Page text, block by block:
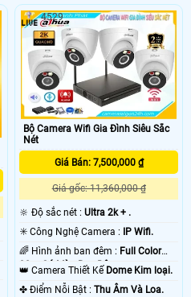
Bộ Camera Wifi Gia Đình Siêu Sắc
Nét
Giá Bán: 7,500,000 ₫
Giá gốc: 11,360,000 ₫
🔆 Độ sắc nét :Ultra 2k + .
✳️ Công Nghệ Camera :
IP Wifi.
🌈 Hình ảnh ban đêm : Full Color
30m Có Màu Ban Ðêm.
👑 Camera Thiết Kế Dome Kim loại.
️✤ Điểm Nỗi Bật :Thu Âm Và Loa.
4529